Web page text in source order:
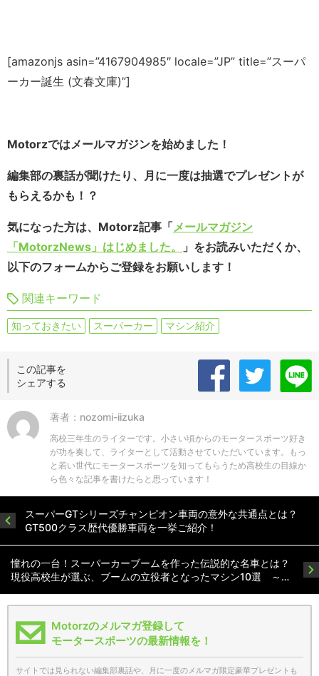
[amazonjs asin=”4167904985″ locale=”JP” title=”スーパ
ーカー誕生 (文春文庫)”]
Motorzではメールマガジンを始めました！
編集部の裏話が聞けたり、月に一度は抽選でプレゼントが
もらえるかも！？
気になった方は、Motorz記事「 メールマガジン
「MotorzNews」はじめました。
」をお読みいただくか、
以下のフォームからご登録をお願いします！
関連キーワード
知っておきたい スーパーカー マシン紹介
この記事を
シェアする
著者：nozomi-iizuka
高校三年生のライターです。小さい頃からのモータースポーツ好き
が功を奏して、ライターとして活動させていただいています。もっ
と若い世代にモータースポーツを知ってもらうため高校生の目線か
ら色々な記事を書けたらと思っています！
スーパーGTシリーズチャンピオン車両の意外な共通点とは？
GT500クラス歴代優勝車両を一挙ご紹介！
憧れの一台！スーパーカーブームを作った伝説的な名車とは？
現役高校生が選ぶ、ブームの立役者となったマシン10選 ～…
Motorzのメルマガ登録して
モータースポーツの最新情報を！
サイトでは見られない編集部裏話や、月に一度のメルマガ限定豪華プレゼントも